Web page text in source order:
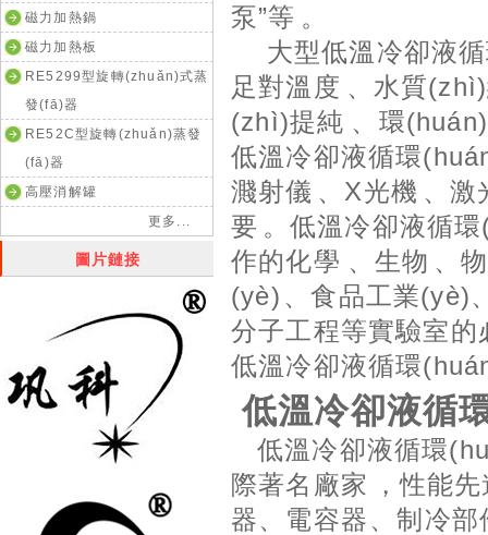
磁力加熱鍋
磁力加熱板
RE5299型旋轉(zhuǎn)式蒸
發(fā)器
RE52C型旋轉(zhuǎn)蒸發
(fā)器
高壓消解罐
更多...
圖片鏈接
泵”等。
大型低溫冷卻液循環
足對溫度、水質
(zhì)提純、環
低溫冷卻液循環
濺射儀、X光機
要。低溫冷卻液
作的化學、生物
(yè)、食品工業(yè)、
分子工程等實驗室
低溫冷卻液循環
低溫冷卻液循
低溫冷卻液循環
際著名廠家，性能
器、電容器、制冷部